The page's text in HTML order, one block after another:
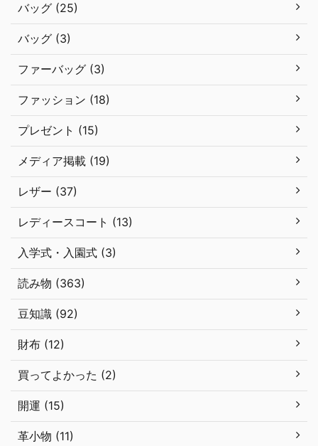
バッグ (25)
バッグ (3)
ファーバッグ (3)
ファッション (18)
プレゼント (15)
メディア掲載 (19)
レザー (37)
レディースコート (13)
入学式・入園式 (3)
読み物 (363)
豆知識 (92)
財布 (12)
買ってよかった (2)
開運 (15)
革小物 (11)